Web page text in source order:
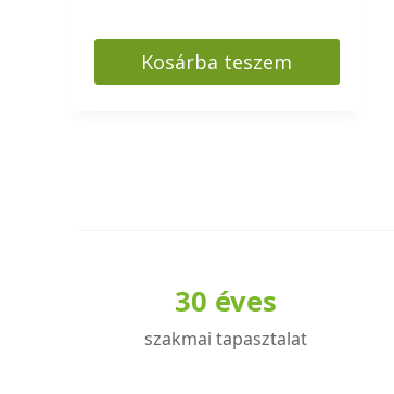
Kosárba teszem
30 éves
szakmai tapasztalat